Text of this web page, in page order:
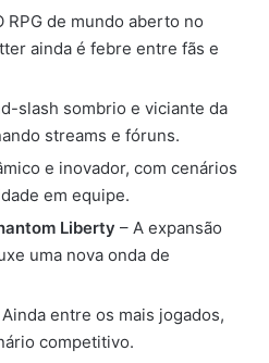
RPG de mundo aberto no
ainda é febre entre fãs e
slash sombrio e viciante da
streams e fóruns.
e inovador, com cenários
em equipe.
Liberty – A expansão
uma nova onda de
entre os mais jogados,
competitivo.